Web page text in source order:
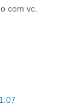
com vc.